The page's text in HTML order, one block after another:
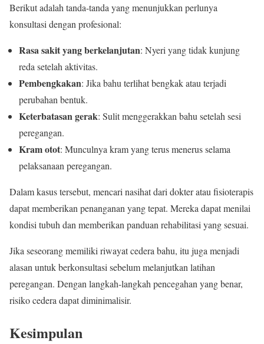
Berikut adalah tanda-tanda yang menunjukkan perlunya
konsultasi dengan profesional:
Rasa sakit yang berkelanjutan: Nyeri yang tidak kunjung
reda setelah aktivitas.
Pembengkakan: Jika bahu terlihat bengkak atau terjadi
perubahan bentuk.
Keterbatasan gerak: Sulit menggerakkan bahu setelah sesi
peregangan.
Kram otot: Munculnya kram yang terus menerus selama
pelaksanaan peregangan.
Dalam kasus tersebut, mencari nasihat dari dokter atau fisioterapis
dapat memberikan penanganan yang tepat. Mereka dapat menilai
kondisi tubuh dan memberikan panduan rehabilitasi yang sesuai.
Jika seseorang memiliki riwayat cedera bahu, itu juga menjadi
alasan untuk berkonsultasi sebelum melanjutkan latihan
peregangan. Dengan langkah-langkah pencegahan yang benar,
risiko cedera dapat diminimalisir.
Kesimpulan